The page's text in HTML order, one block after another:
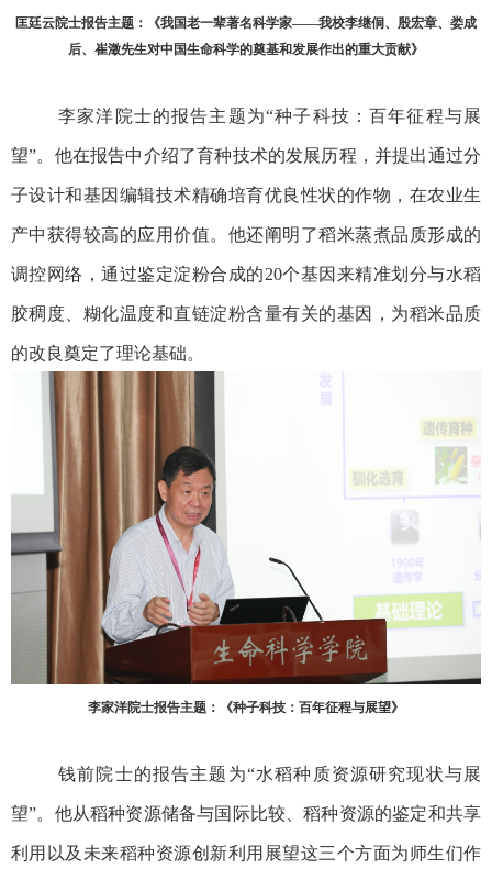
匡廷云院士报告主题：《我国老一辈著名科学家——我校李继侗、殷宏章、娄成
后、崔澂先生对中国生命科学的奠基和发展作出的重大贡献》
李家洋院士的报告主题为“种子科技：百年征程与展
望”。他在报告中介绍了育种技术的发展历程，并提出通过分
子设计和基因编辑技术精确培育优良性状的作物，在农业生
产中获得较高的应用价值。他还阐明了稻米蒸煮品质形成的
调控网络，通过鉴定淀粉合成的20个基因来精准划分与水稻
胶稠度、糊化温度和直链淀粉含量有关的基因，为稻米品质
的改良奠定了理论基础。
李家洋院士报告主题：《种子科技：百年征程与展望》
钱前院士的报告主题为“水稻种质资源研究现状与展
望”。他从稻种资源储备与国际比较、稻种资源的鉴定和共享
利用以及未来稻种资源创新利用展望这三个方面为师生们作